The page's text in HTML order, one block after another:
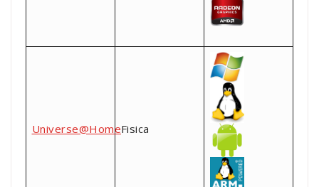
Universe@HomeFisica